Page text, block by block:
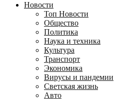
Новости
Топ Новости
Общество
Политика
Наука и техника
Культура
Транспорт
Экономика
Вирусы и пандемии
Светская жизнь
Авто